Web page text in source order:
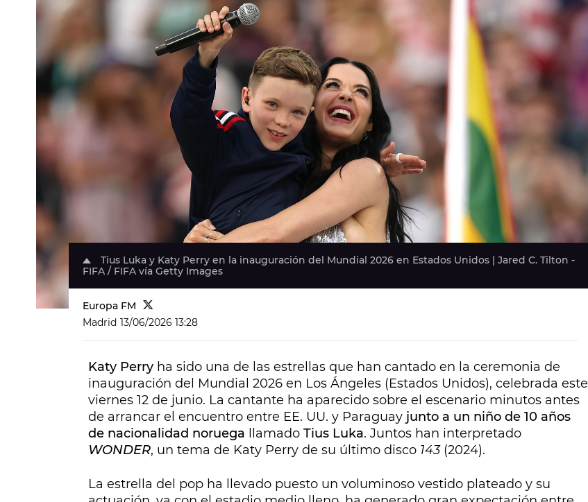
Tius Luka y Katy Perry en la inauguración del Mundial 2026 en Estados Unidos | Jared C. Tilton -
FIFA / FIFA vía Getty Images
Europa FM
Madrid 13/06/2026 13:28
Katy Perry ha sido una de las estrellas que han cantado en la ceremonia de
inauguración del Mundial 2026 en Los Ángeles (Estados Unidos), celebrada este
viernes 12 de junio. La cantante ha aparecido sobre el escenario minutos antes
de arrancar el encuentro entre EE. UU. y Paraguay junto a un niño de 10 años
de nacionalidad noruega llamado Tius Luka. Juntos han interpretado
WONDER, un tema de Katy Perry de su último disco 143(2024).
La estrella del pop ha llevado puesto un voluminoso vestido plateado y su